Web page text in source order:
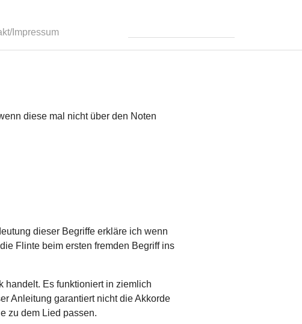
Impressum
diese mal nicht über den Noten
dieser Begriffe erkläre ich wenn
Flinte beim ersten fremden Begriff ins
handelt. Es funktioniert in ziemlich
Anleitung garantiert nicht die Akkorde
zu dem Lied passen.